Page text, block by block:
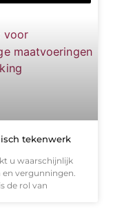
tekenwerk
u waarschijnlijk
vergunningen.
de rol van